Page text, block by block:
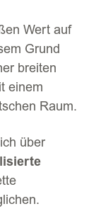
Wert auf
Grund
breiten
einem
Raum.
über